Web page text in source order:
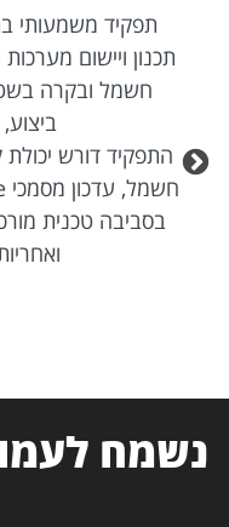
תפקיד משמעותי
תכנון ויישום
חשמל ובקרה
התפקיד דורש יכולת
בסביבה טכנית
נשמח